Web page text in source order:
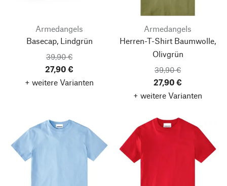
Armedangels
Basecap, Lindgrün
39,90 €
27,90 €
+ weitere Varianten
Armedangels
Herren-T-Shirt Baumwolle,
Olivgrün
39,90 €
27,90 €
+ weitere Varianten